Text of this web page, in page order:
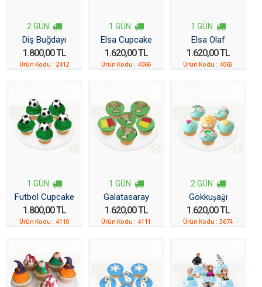
2 GÜN
Diş Buğdayı
Cupcake
1.800,00 TL
Ürün Kodu : 2412
1 GÜN
Elsa Cupcake
1.620,00 TL
Ürün Kodu : 4066
1 GÜN
Elsa Olaf
Cupcake
1.620,00 TL
Ürün Kodu : 4065
1 GÜN
Futbol Cupcake
1.800,00 TL
Ürün Kodu : 4110
1 GÜN
Galatasaray
Cupcake
1.620,00 TL
Ürün Kodu : 4111
2 GÜN
Gökkuşağı
Cupcake
1.620,00 TL
Ürün Kodu :3674